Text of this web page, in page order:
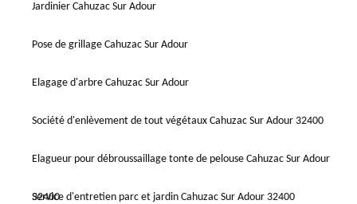
Jardinier Cahuzac Sur Adour
Pose de grillage Cahuzac Sur Adour
Elagage d'arbre Cahuzac Sur Adour
Société d'enlèvement de tout végétaux Cahuzac Sur Adour 32400
Elagueur pour débroussaillage tonte de pelouse Cahuzac Sur Adour
32400
Service d'entretien parc et jardin Cahuzac Sur Adour 32400